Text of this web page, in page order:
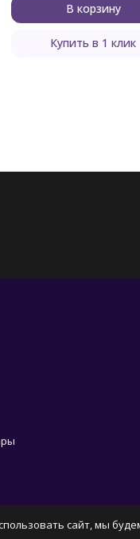
В корзину
Купить в 1 клик
сайт, мы